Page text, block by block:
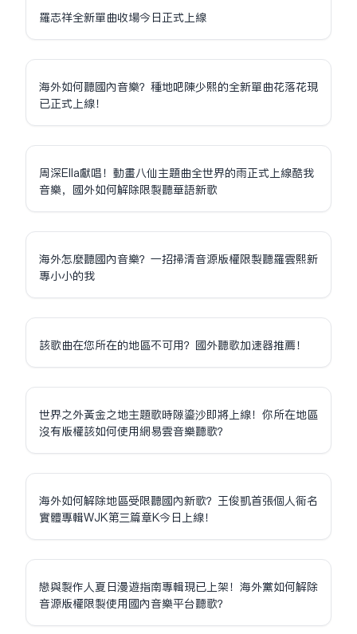
羅志祥全新單曲收場今日正式上線
海外如何聽國內音樂？種地吧陳少熙的全新單曲花落花現
已正式上線！
周深Ella獻唱！動畫八仙主題曲全世界的雨正式上線酷我
音樂，國外如何解除限制聽華語新歌
海外怎麼聽國內音樂？一招掃清音源版權限制聽羅雲熙新
專小小的我
該歌曲在您所在的地區不可用？國外聽歌加速器推薦！
世界之外黃金之地主題歌時隙鎏沙即將上線！你所在地區
沒有版權該如何使用網易雲音樂聽歌？
海外如何解除地區受限聽國內新歌？王俊凱首張個人同名
實體專輯WJK第三篇章K今日上線！
戀與製作人夏日漫遊指南專輯現已上架！海外黨如何解除
音源版權限制使用國內音樂平台聽歌？